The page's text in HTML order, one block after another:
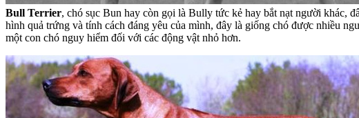
Bull Terrier, chó sục Bun hay còn gọi là Bully tức kẻ hay bắt nạt người khác,
hình quả trứng và tính cách đáng yêu của mình, đây là giống chó được nhiều
một con chó nguy hiểm đối với các động vật nhỏ hơn.